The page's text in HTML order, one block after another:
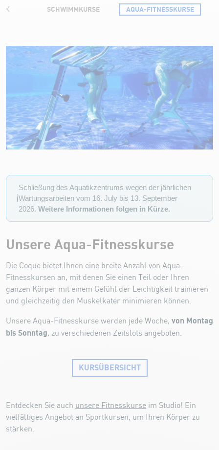
SCHWIMMKURSE AQUA-FITNESSKURSE
Aqua-Fitnesskurse
ℹ️
Schließung des Aquatikzentrums wegen der jährlichen
Wartungsarbeiten vom 16. July bis 13. September
2026. Weitere Informationen folgen in Kürze.
Unsere Aqua-Fitnesskurse
Die Coque bietet Ihnen eine breite Anzahl von Aqua-
Fitnesskursen an, mit denen Sie einen Teil oder Ihren
ganzen Körper mit einem Gefühl der Leichtigkeit trainieren
und gleichzeitig den Muskelkater minimieren können.
Unsere Aqua-Fitnesskurse werden jede Woche, von Montag
bis Sonntag, zu verschiedenen Zeitslots angeboten.
KURSÜBERSICHT
Entdecken Sie auch unsere Fitnesskurse im Studio! Ein
vielfältiges Angebot an Sportkursen, um Ihren Körper zu
stärken.